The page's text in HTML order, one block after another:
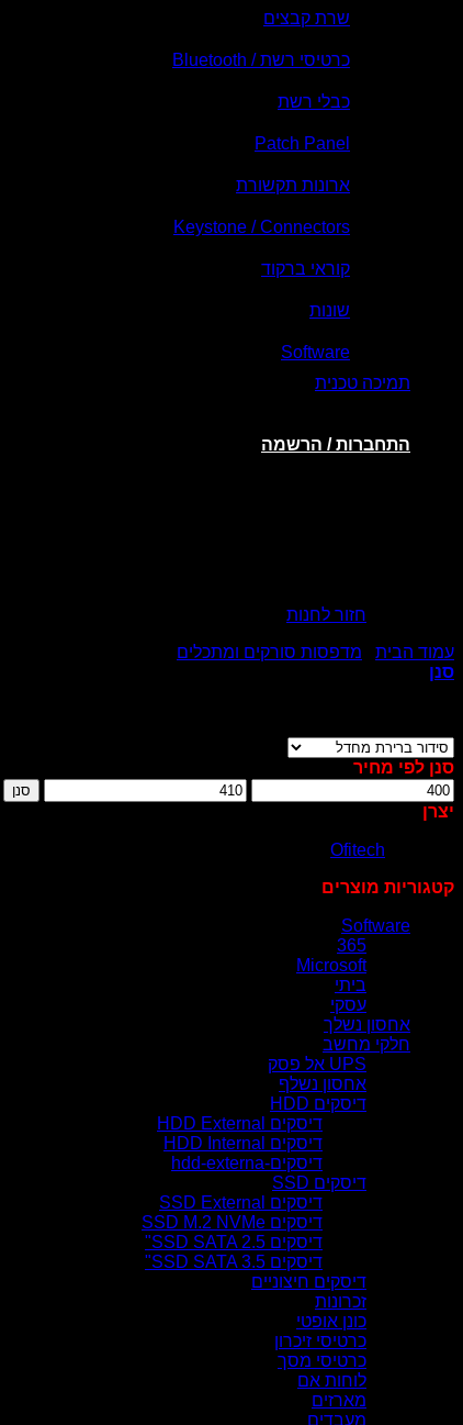
שרת קבצים
כרטיסי רשת / Bluetooth
כבלי רשת
Patch Panel
ארונות תקשורת
Keystone / Connectors
קוראי ברקוד
שונות
Software
תמיכה טכנית
התחברות / הרשמה
חזור לחנות
עמוד הבית
מדפסות סורקים ומתכלים
סנן
סנן לפי מחיר
מחיר
מינימלי
מחיר
מקסימלי
סנן
יצרן
Ofitech
קטגוריות מוצרים
Software
365
Microsoft
ביתי
עסקי
אחסון נשלך
חלקי מחשב
UPS אל פסק
אחסון נשלף
דיסקים HDD
דיסקים HDD External
דיסקים HDD Internal
דיסקים-hdd-externa
דיסקים SSD
דיסקים SSD External
דיסקים SSD M.2 NVMe
דיסקים SSD SATA 2.5"
דיסקים SSD SATA 3.5"
דיסקים חיצוניים
זכרונות
כונן אופטי
כרטיסי זיכרון
כרטיסי מסך
לוחות אם
מארזים
מעבדים